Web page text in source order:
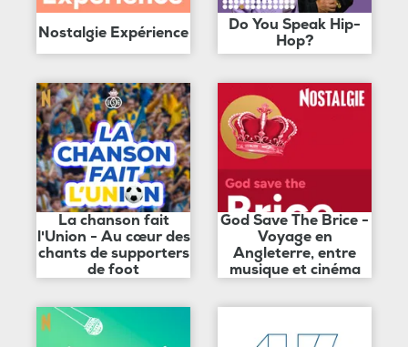
Nostalgie Expérience
Do You Speak Hip-
Hop?
La chanson fait
l'Union - Au cœur des
chants de supporters
de foot
God Save The Brice -
Voyage en
Angleterre, entre
musique et cinéma